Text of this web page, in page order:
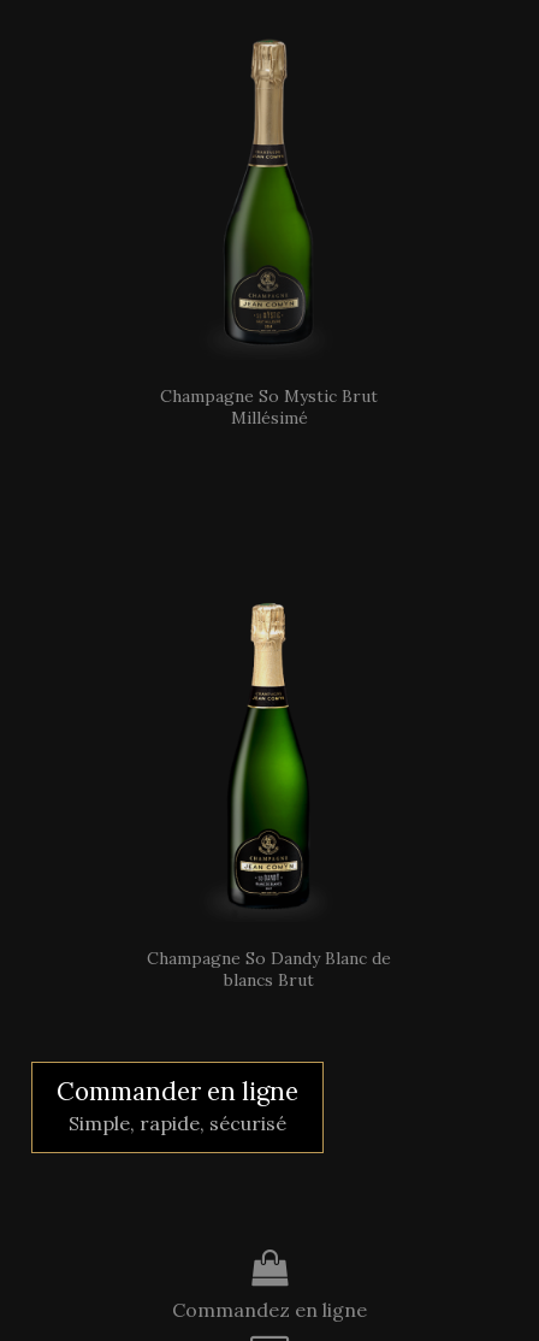
Champagne So Mystic Brut
Millésimé
Champagne So Dandy Blanc de
blancs Brut
Commander en ligne
Simple, rapide, sécurisé
Commandez en ligne